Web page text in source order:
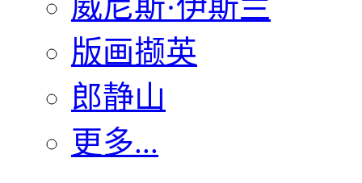
版画撷英
郎静山
更多...